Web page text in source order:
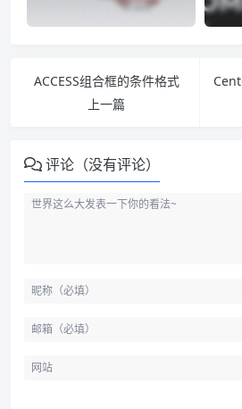
ACCESS组合框的条件格式
上一篇
评论（没有评论）